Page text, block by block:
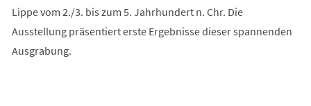
Lippe vom 2./3. bis zum 5. Jahrhundert n. Chr. Die
Ausstellung präsentiert erste Ergebnisse dieser spannenden
Ausgrabung.